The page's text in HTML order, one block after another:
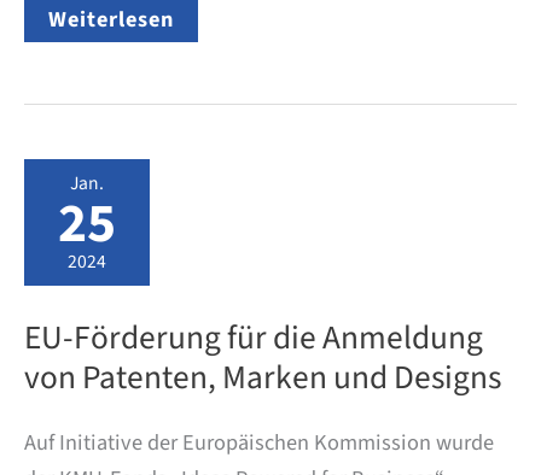
EU-
Förderung
Anmeldung
Marken
und
Designs
Weiterlesen
Jan.
25
2024
EU-Förderung für die Anmeldung
von Patenten, Marken und Designs
Auf Initiative der Europäischen Kommission wurde